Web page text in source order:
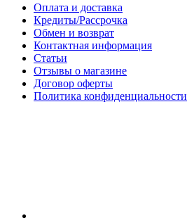
Оплата и доставка
Кредиты/Рассрочка
Обмен и возврат
Контактная информация
Статьи
Отзывы о магазине
Договор оферты
Политика конфиденциальности